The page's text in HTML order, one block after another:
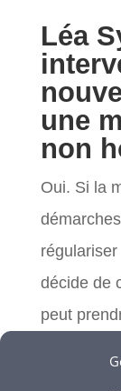
Léa
une
non
Oui. Si la
décide de
peut